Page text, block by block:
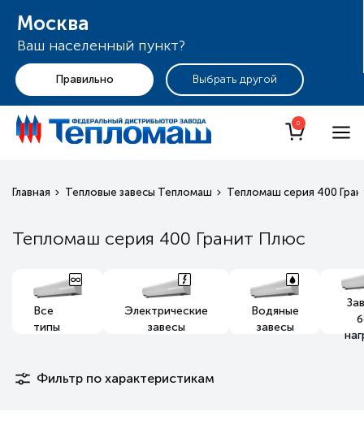
Москва
Ваш населенный пункт?
+7 (495) 255-19-29
0
Главная Тепловые завесы Тепломаш Тепломаш серия 400
Тепломаш серия 400 Гранит Плюс
Все
типы
Электрические
завесы
Водяные
завесы
Фильтр по характеристикам